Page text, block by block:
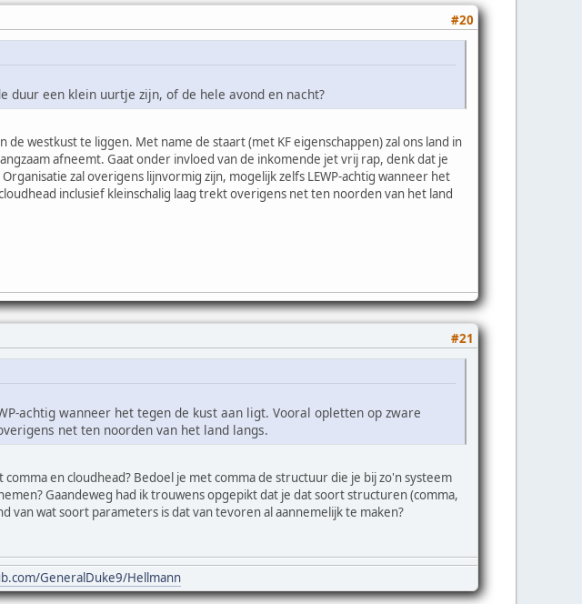
#20
duur een klein uurtje zijn, of de hele avond en nacht?
westkust te liggen. Met name de staart (met KF eigenschappen) zal ons land in
afneemt. Gaat onder invloed van de inkomende jet vrij rap, denk dat je
zal overigens lijnvormig zijn, mogelijk zelfs LEWP-achtig wanneer het
inclusief kleinschalig laag trekt overigens net ten noorden van het land
#21
achtig wanneer het tegen de kust aan ligt. Vooral opletten op zware
net ten noorden van het land langs.
en cloudhead? Bedoel je met comma de structuur die je bij zo'n systeem
Gaandeweg had ik trouwens opgepikt dat je dat soort structuren (comma,
van wat soort parameters is dat van tevoren al aannemelijk te maken?
GeneralDuke9/Hellmann